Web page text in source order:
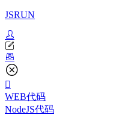
JSRUN
WEB代码
NodeJS代码